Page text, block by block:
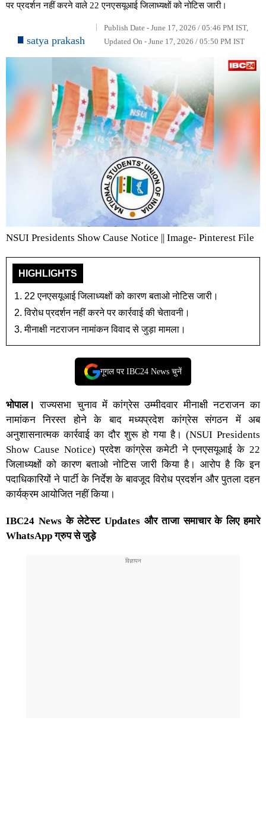
पर प्रदर्शन नहीं करने वाले 22 एनएसयूआई जिलाध्यक्षों को नोटिस जारी।
satya prakash
Publish Date - June 17, 2026 / 05:46 PM IST,
Updated On - June 17, 2026 / 05:50 PM IST
NSUI Presidents Show Cause Notice || Image- Pinterest File
HIGHLIGHTS
22 एनएसयूआई जिलाध्यक्षों को कारण बताओ नोटिस जारी।
विरोध प्रदर्शन नहीं करने पर कार्रवाई की चेतावनी।
मीनाक्षी नटराजन नामांकन विवाद से जुड़ा मामला।
गूगल पर IBC24 News चुनें
भोपाल। राज्यसभा चुनाव में कांग्रेस उम्मीदवार मीनाक्षी नटराजन का
नामांकन निरस्त होने के बाद मध्यप्रदेश कांग्रेस संगठन में अब
अनुशासनात्मक कार्रवाई का दौर शुरू हो गया है। (NSUI Presidents
Show Cause Notice) प्रदेश कांग्रेस कमेटी ने एनएसयूआई के 22
जिलाध्यक्षों को कारण बताओ नोटिस जारी किया है। आरोप है कि इन
पदाधिकारियों ने पार्टी के निर्देश के बावजूद विरोध प्रदर्शन और पुतला दहन
कार्यक्रम आयोजित नहीं किया।
IBC24 News के लेटेस्ट Updates और ताजा समाचार के लिए हमारे
WhatsApp ग्रुप से जुड़े